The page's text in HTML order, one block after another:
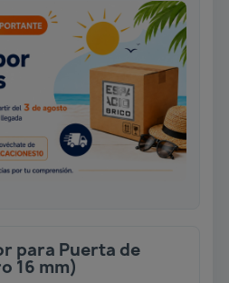
para Puerta de
16 mm)